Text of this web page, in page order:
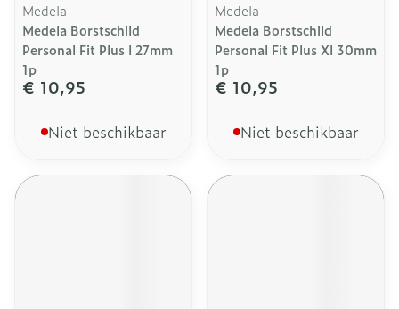
Medela
Medela Borstschild
Personal Fit Plus l 27mm
1p
€ 10,95
Niet beschikbaar
Medela
Medela Borstschild
Personal Fit Plus Xl 30mm
1p
€ 10,95
Niet beschikbaar